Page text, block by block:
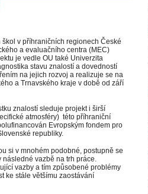
v příhraničních regionech České
a evaluačního centra (MEC)
je vedle OU také Univerzita
stavu znalostí a dovedností
na jejich rozvoj a realizuje se na
a Trnavského kraje v době od září
znalostí sleduje projekt i širší
atmosféry) této příhraniční
Evropským fondem pro
republiky.
si v mnohém podobné, postupně se
následné vazbě na trh práce.
vazby a tím způsobené problémy
ke stále většímu zaostávání